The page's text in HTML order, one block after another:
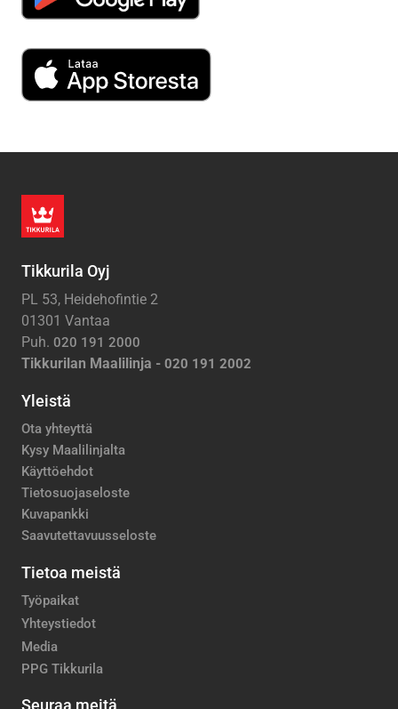
Tikkurila Oyj
PL 53, Heidehofintie 2
01301 Vantaa
Puh. 020 191 2000
Tikkurilan Maalilinja - 020 191 2002
Yleistä
Ota yhteyttä
Kysy Maalilinjalta
Käyttöehdot
Tietosuojaseloste
Kuvapankki
Saavutettavuusseloste
Tietoa meistä
Työpaikat
Yhteystiedot
Media
PPG Tikkurila